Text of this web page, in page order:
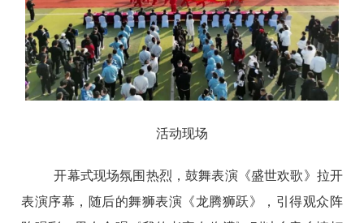
活动现场
开幕式现场氛围热烈，鼓舞表演《盛世欢歌》拉开
表演序幕，随后的舞狮表演《龙腾狮跃》，引得观众阵